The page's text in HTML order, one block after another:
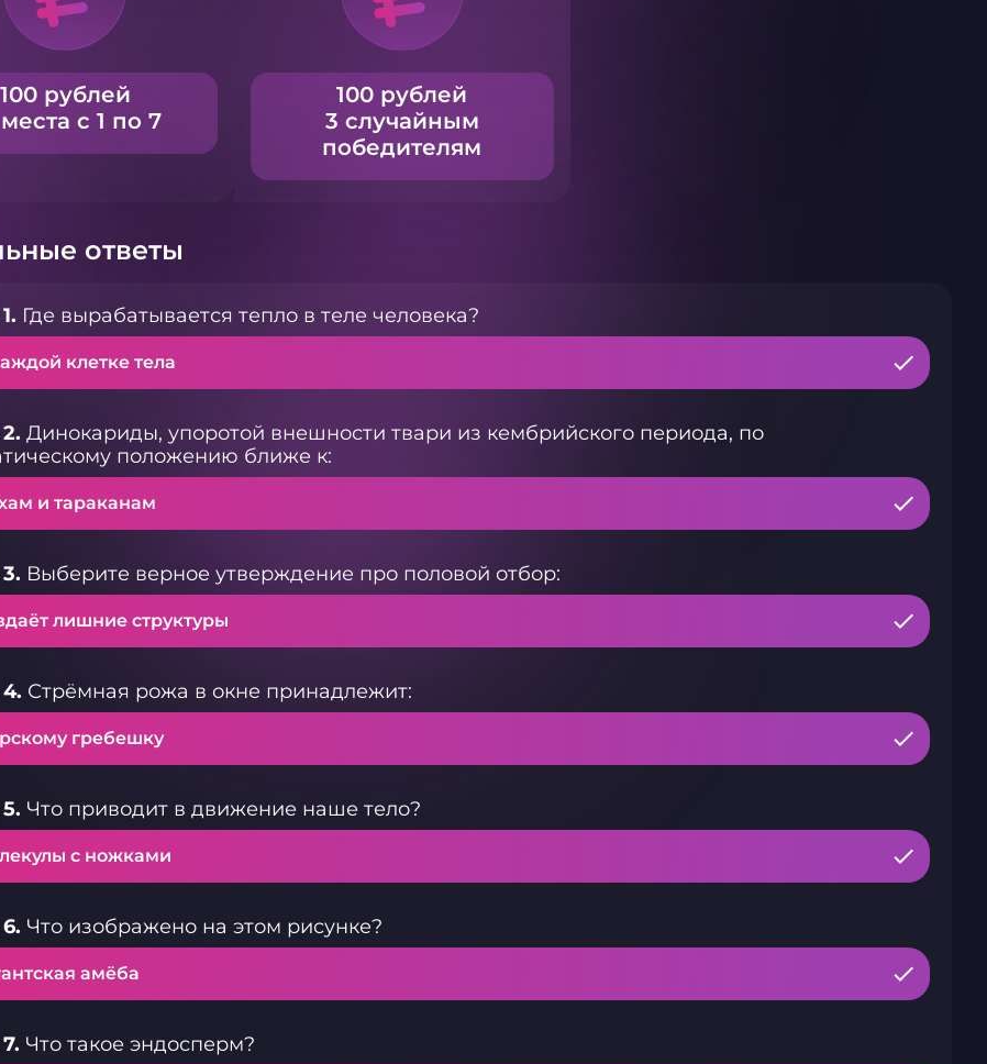
100 рублей
с 1 по 7
100 рублей
3 случайным
победителям
ответы
Где вырабатывается тепло в теле человека?
клетке тела
Динокариды, упоротой внешности твари из кембрийского периода, по
положению ближе к:
и тараканам
Выберите верное утверждение про половой отбор:
лишние структуры
Стрёмная рожа в окне принадлежит:
гребешку
Что приводит в движение наше тело?
с ножками
Что изображено на этом рисунке?
амёба
Что такое эндосперм?